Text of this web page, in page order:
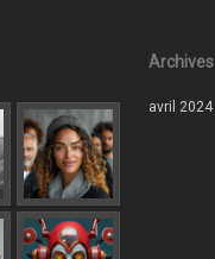
Archives
avril 2024